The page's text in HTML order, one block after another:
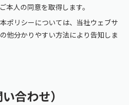
本人の同意を取得します。
ポリシーについては、当社ウェブサ
他分かりやすい方法により告知しま
合わせ）